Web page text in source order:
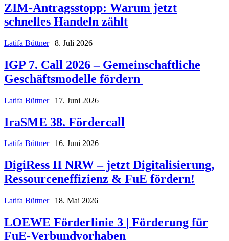
ZIM-Antragsstopp: Warum jetzt
schnelles Handeln zählt
Latifa Büttner | 8. Juli 2026
IGP 7. Call 2026 – Gemeinschaftliche
Geschäftsmodelle fördern
Latifa Büttner | 17. Juni 2026
IraSME 38. Fördercall
Latifa Büttner 16. Juni 2026
DigiRess II NRW – jetzt Digitalisierung,
Ressourceneffizienz & FuE fördern!
Latifa Büttner | 18. Mai 2026
LOEWE Förderlinie 3 | Förderung für
FuE-Verbundvorhaben